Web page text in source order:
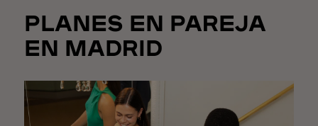
PLANES EN PAREJA
EN MADRID